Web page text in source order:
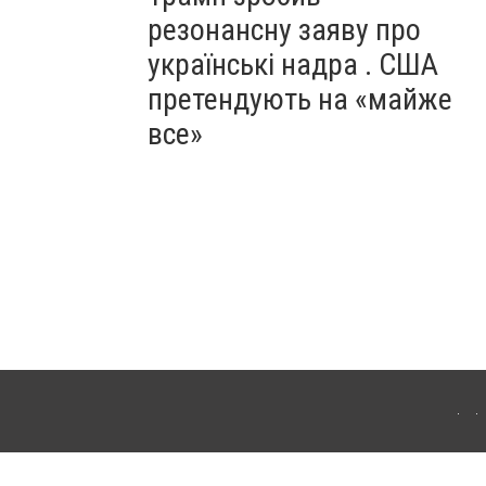
резонансну заяву про
українські надра . США
претендують на «майже
все»